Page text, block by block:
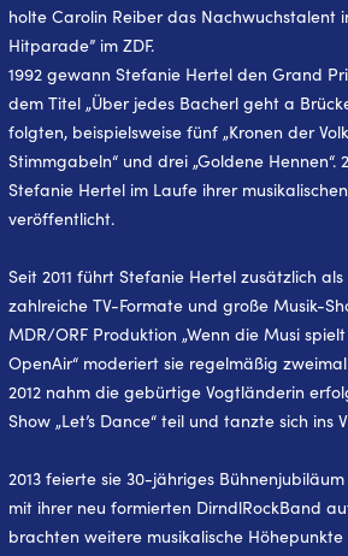
holte Carolin Reiber das Nachwuchstalent
Hitparade” im ZDF.
1992 gewann Stefanie Hertel den Grand
dem Titel „Über jedes Bacherl geht a
folgten, beispielsweise fünf „Kronen der
Stimmgabeln“ und drei „Goldene
Stefanie Hertel im Laufe ihrer
veröffentlicht.
Seit 2011 führt Stefanie Hertel zusätzlich
zahlreiche TV-Formate und große Musik-
MDR/ORF Produktion „Wenn die Musi
OpenAir“ moderiert sie regelmäßig
2012 nahm die gebürtige Vogtländerin
Show „Let’s Dance“ teil und tanzte sich ins
2013 feierte sie 30-jähriges
mit ihrer neu formierten DirndlRockBand
brachten weitere musikalische